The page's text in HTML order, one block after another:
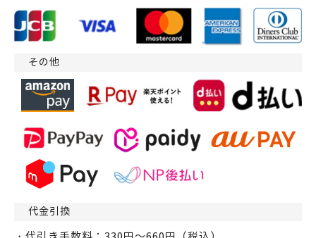
その他
代金引換